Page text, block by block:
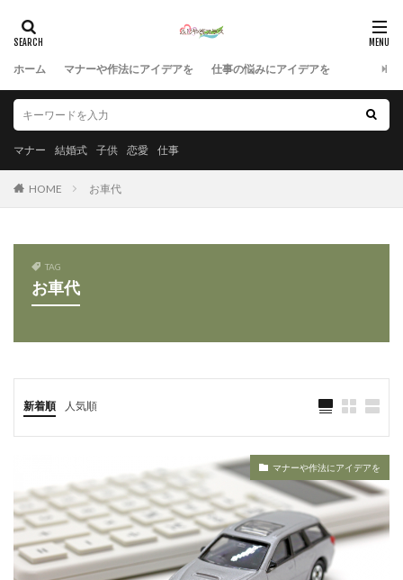
ホーム マナーや作法にアイデアを 仕事の悩みにアイデアを
マナー 結婚式 子供 恋愛 仕事
HOME お車代
TAG
お車代
新着順 人気順
マナーや作法にアイデアを